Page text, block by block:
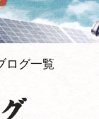
ログ一覧